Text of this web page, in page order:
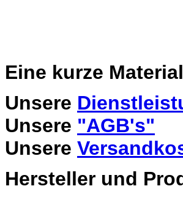
Eine kurze
Unsere
Unsere "AGB's"
Unsere
Hersteller und